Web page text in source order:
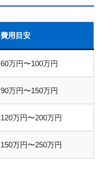
費用目安
60万円〜100万円
90万円〜150万円
120万円〜200万円
150万円〜250万円